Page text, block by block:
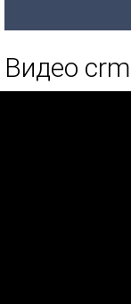
Видео